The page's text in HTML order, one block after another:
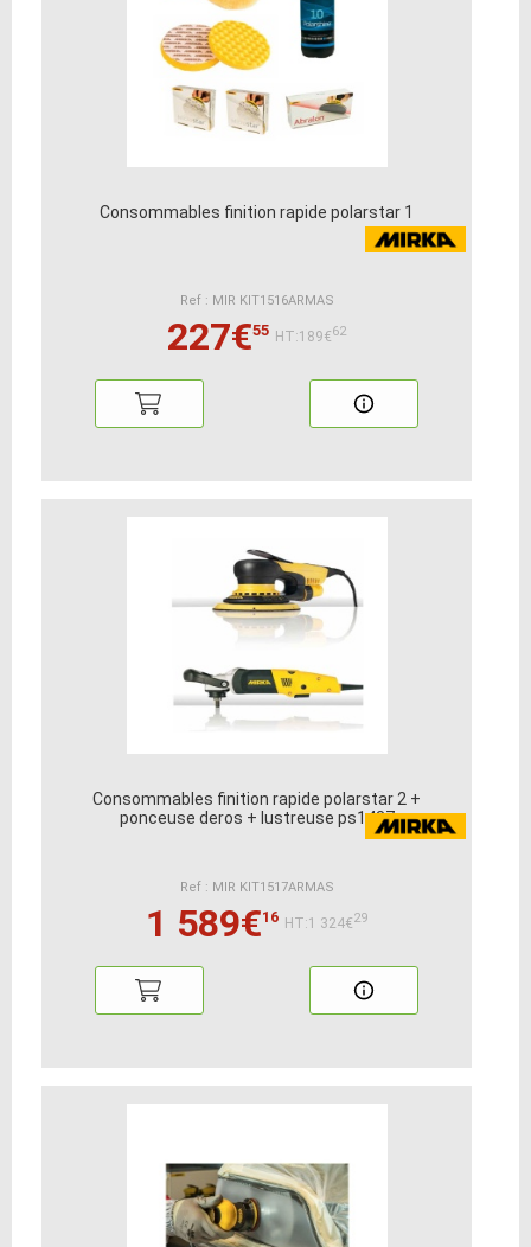
Consommables finition rapide polarstar 1
Ref : MIR KIT1516ARMAS
227€55 HT:189€62
Consommables finition rapide polarstar 2 +
ponceuse deros + lustreuse ps1437
Ref : MIR KIT1517ARMAS
1 589€16 HT:1 324€29